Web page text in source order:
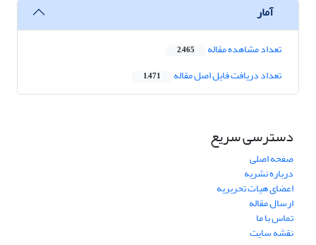
آمار
تعداد مشاهده مقاله 2,465
تعداد دریافت فایل اصل مقاله 1,471
دسترسی سریع
صفحه اصلی
درباره نشریه
اعضای هیات تحریریه
ارسال مقاله
تماس با ما
نقشه سایت